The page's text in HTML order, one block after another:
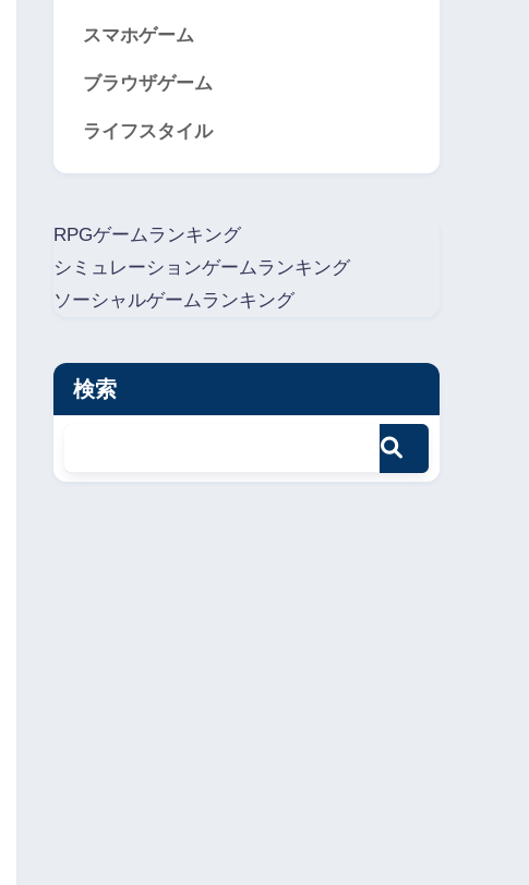
スマホゲーム
ブラウザゲーム
ライフスタイル
RPGゲームランキング
シミュレーションゲームランキング
ソーシャルゲームランキング
検索